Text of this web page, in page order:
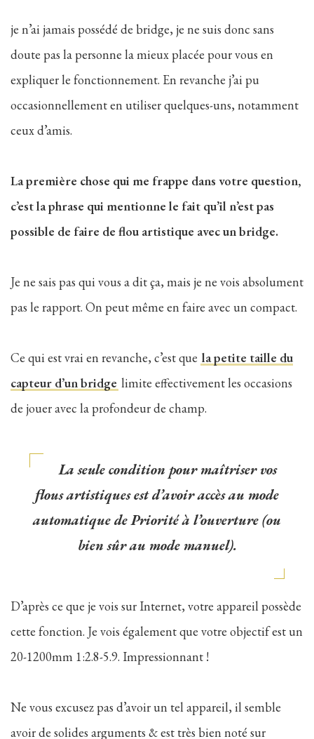
je n’ai jamais possédé de bridge, je ne suis donc sans
doute pas la personne la mieux placée pour vous en
expliquer le fonctionnement. En revanche j’ai pu
occasionnellement en utiliser quelques-uns, notamment
ceux d’amis.
La première chose qui me frappe dans votre question,
c’est la phrase qui mentionne le fait qu’il n’est pas
possible de faire de flou artistique avec un bridge.
Je ne sais pas qui vous a dit ça, mais je ne vois absolument
pas le rapport. On peut même en faire avec un compact.
Ce qui est vrai en revanche, c’est que la petite taille du
capteur d’un bridge limite effectivement les occasions
de jouer avec la profondeur de champ.
La seule condition pour maîtriser vos
flous artistiques est d’avoir accès au mode
automatique de Priorité à l’ouverture (ou
bien sûr au mode manuel).
D’après ce que je vois sur Internet, votre appareil possède
cette fonction. Je vois également que votre objectif est un
20-1200mm 1:2.8-5.9. Impressionnant !
Ne vous excusez pas d’avoir un tel appareil, il semble
avoir de solides arguments & est très bien noté sur